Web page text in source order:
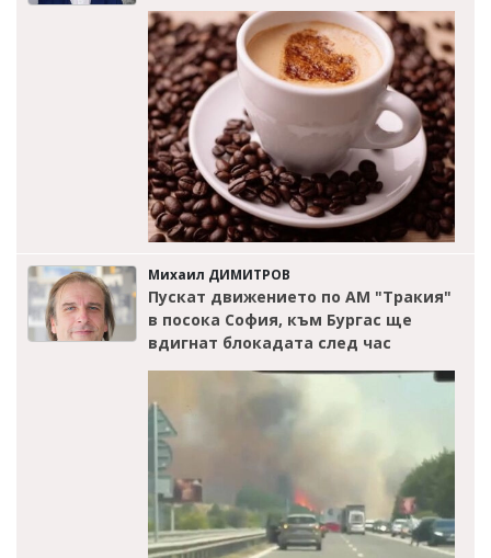
Михаил ДИМИТРОВ
Пускат движението по АМ "Тракия"
в посока София, към Бургас ще
вдигнат блокадата след час